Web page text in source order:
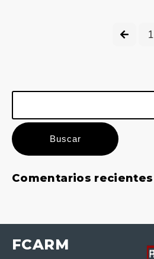
1
Buscar:
Comentarios recientes
FCARM